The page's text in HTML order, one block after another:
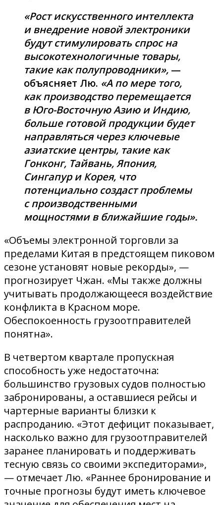
«Рост искусственного интеллекта
и внедрение новой электроники
будут стимулировать спрос на
высокотехнологичные товары,
такие как полупроводники», —
объясняет Лю. «А по мере того,
как производство перемещается
в Юго-Восточную Азию и Индию,
больше готовой продукции будет
направляться через ключевые
азиатские центры, такие как
Гонконг, Тайвань, Япония,
Сингапур и Корея, что
потенциально создаст проблемы
с производственными
мощностями в ближайшие годы».
«Объемы электронной торговли за
пределами Китая в предстоящем пиковом
сезоне установят новые рекорды», —
прогнозирует Чжан. «Мы также должны
учитывать продолжающееся воздействие
конфликта в Красном море.
Обеспокоенность грузоотправителей
понятна».
В четвертом квартале пропускная
способность уже недостаточна:
большинство грузовых судов полностью
забронированы, а оставшиеся рейсы и
чартерные варианты близки к
распроданию. «Этот дефицит показывает,
насколько важно для грузоотправителей
заранее планировать и поддерживать
тесную связь со своими экспедиторами»,
— отмечает Лю. «Раннее бронирование и
точные прогнозы будут иметь ключевое